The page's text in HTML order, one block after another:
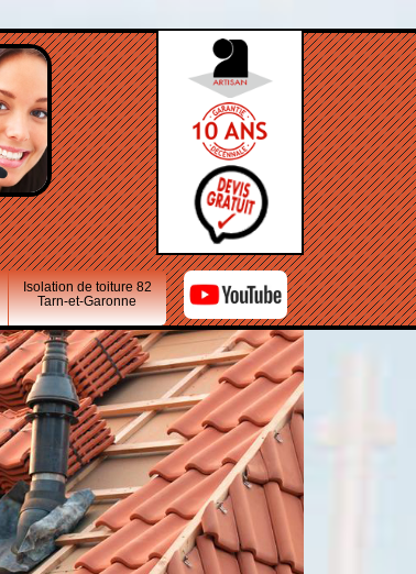
Isolation de toiture 82
Tarn-et-Garonne